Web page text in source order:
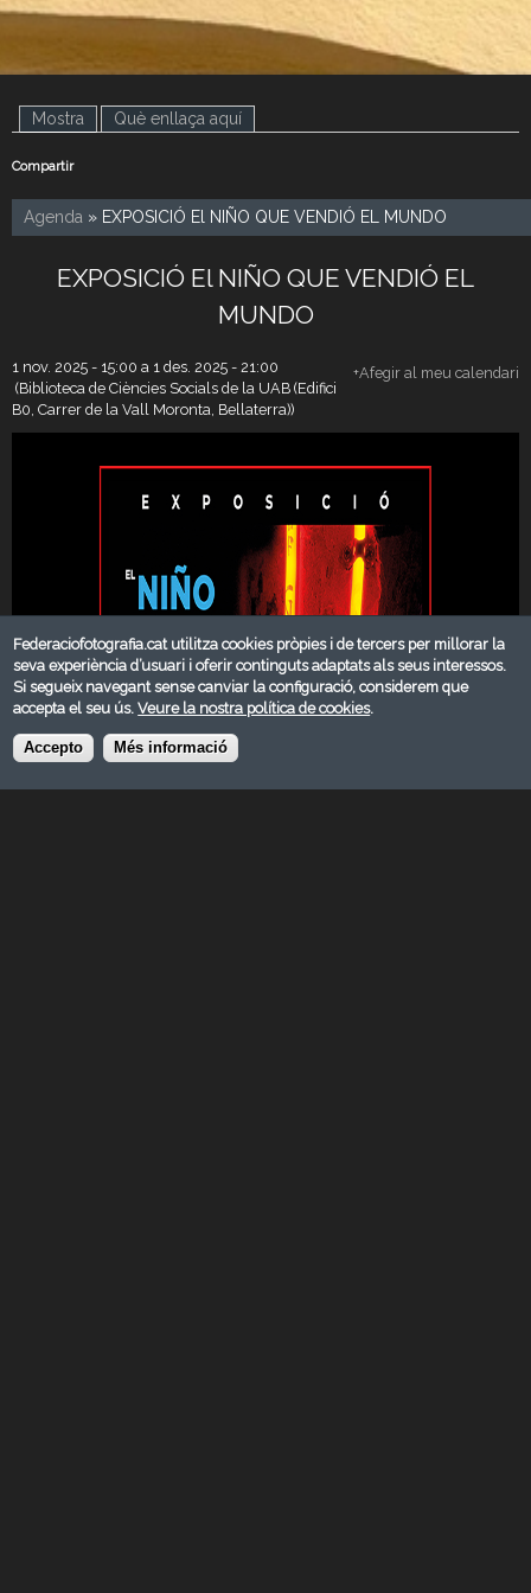
Mostra (pestanya activa)
Què enllaça aquí
Compartir
Agenda » EXPOSICIÓ El NIÑO QUE VENDIÓ EL MUNDO
EXPOSICIÓ El NIÑO QUE VENDIÓ EL
MUNDO
1 nov. 2025 - 15:00 a 1 des. 2025 - 21:00
+Afegir al meu calendari
(Biblioteca de Ciències Socials de la UAB (Edifici
B0, Carrer de la Vall Moronta, Bellaterra))
Federaciofotografia.cat utilitza cookies pròpies i de tercers per millorar la
seva experiència d’usuari i oferir continguts adaptats als seus interessos.
Si segueix navegant sense canviar la configuració, considerem que
accepta el seu ús.Veure la nostra política de cookies.
Accepto Més informació